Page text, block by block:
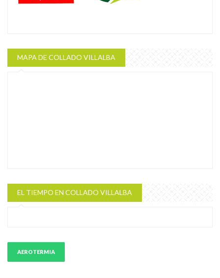
MAPA DE COLLADO VILLALBA
EL TIEMPO EN COLLADO VILLALBA
AEROTERMIA